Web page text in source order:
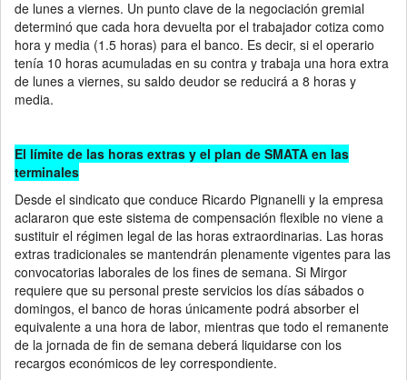
de lunes a viernes. Un punto clave de la negociación gremial
determinó que cada hora devuelta por el trabajador cotiza como
hora y media (1.5 horas) para el banco. Es decir, si el operario
tenía 10 horas acumuladas en su contra y trabaja una hora extra
de lunes a viernes, su saldo deudor se reducirá a 8 horas y
media.
El límite de las horas extras y el plan de SMATA en las
terminales
Desde el sindicato que conduce Ricardo Pignanelli y la empresa
aclararon que este sistema de compensación flexible no viene a
sustituir el régimen legal de las horas extraordinarias. Las horas
extras tradicionales se mantendrán plenamente vigentes para las
convocatorias laborales de los fines de semana. Si Mirgor
requiere que su personal preste servicios los días sábados o
domingos, el banco de horas únicamente podrá absorber el
equivalente a una hora de labor, mientras que todo el remanente
de la jornada de fin de semana deberá liquidarse con los
recargos económicos de ley correspondiente.